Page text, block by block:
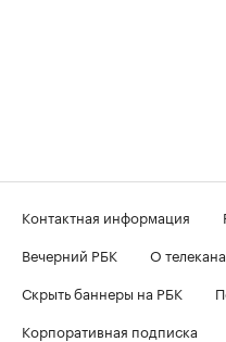
Контактная информация
Вечерний РБК
О
Скрыть баннеры на РБК
Корпоративная подписка